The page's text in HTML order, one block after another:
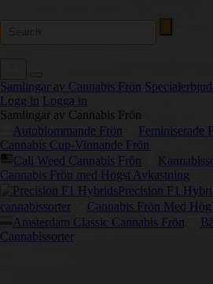
Samlingar av Cannabis Frön
Logg in Logga in
Samlingar av Cannabis Frön
Autoblommande Frön
Feminiserade
Cannabis Cup-Vinnande Frön
Cali Weed Cannabis Frön
Cannabis Frön med Högst Avkastning
Precision F1
cannabissorter
Cannabis Frön Med
Amsterdam Classic Cannabis Frön
Cannabissorter